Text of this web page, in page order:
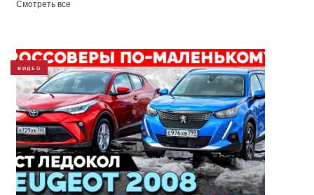
Смотреть все
ВИДЕО